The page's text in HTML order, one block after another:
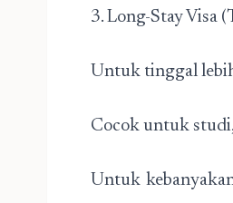
3. Long-Stay Visa
Untuk tinggal
Cocok untuk
Untuk